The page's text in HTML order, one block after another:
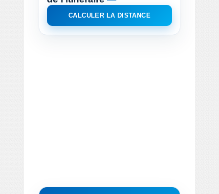
CALCULER LA DISTANCE